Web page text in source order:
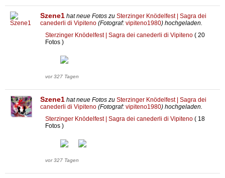
Szene1 hat neue Fotos zu Sterzinger Knödelfest | Sagra dei
canederli di Vipiteno (Fotograf: vipiteno1980) hochgeladen.
Sterzinger Knödelfest | Sagra dei canederli di Vipiteno ( 20
Fotos )
vor 327 Tagen
Szene1 hat neue Fotos zu Sterzinger Knödelfest | Sagra dei
canederli di Vipiteno (Fotograf: vipiteno1980) hochgeladen.
Sterzinger Knödelfest | Sagra dei canederli di Vipiteno ( 18
Fotos )
vor 327 Tagen